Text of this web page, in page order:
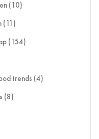
(10)
(11)
(154)
trends (4)
(8)